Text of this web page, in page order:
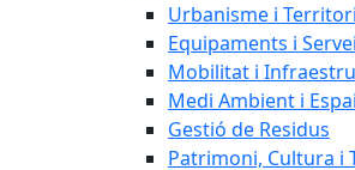
Urbanisme i Territori
Equipaments i
Mobilitat i
Medi Ambient i
Gestió de Residus
Patrimoni, Cultura i